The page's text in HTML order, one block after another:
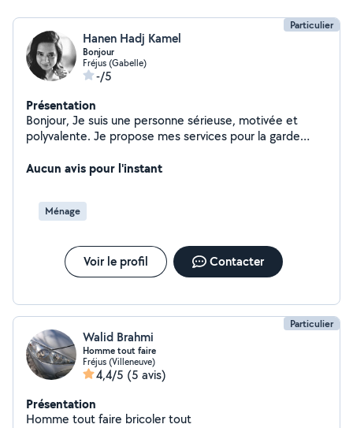
Particulier
Hanen Hadj Kamel
Bonjour
Fréjus (Gabelle)
-/5
Présentation
Bonjour, Je suis une personne sérieuse, motivée et
polyvalente. Je propose mes services pour la garde
suis disponible à tout moment, flexible et très
et attentive aux besoins des autres. N'hésitez pas à me
contacter.
Aucun avis pour l'instant
Ménage
Voir le profil Contacter
Particulier
Walid Brahmi
Homme tout faire
Fréjus (Villeneuve)
4,4/5 (5 avis)
Présentation
Homme tout faire bricoler tout